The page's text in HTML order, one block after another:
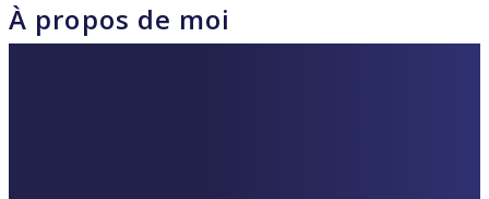
À propos de moi